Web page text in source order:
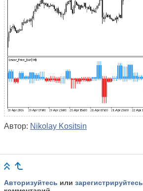
Автор: Nikolay Kositsin
Авторизуйтесь или зарегистрируйтесь